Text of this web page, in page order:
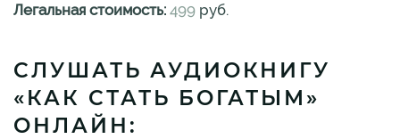
Легальная стоимость: 499 руб.
СЛУШАТЬ АУДИОКНИГУ
«КАК СТАТЬ БОГАТЫМ»
ОНЛАЙН: